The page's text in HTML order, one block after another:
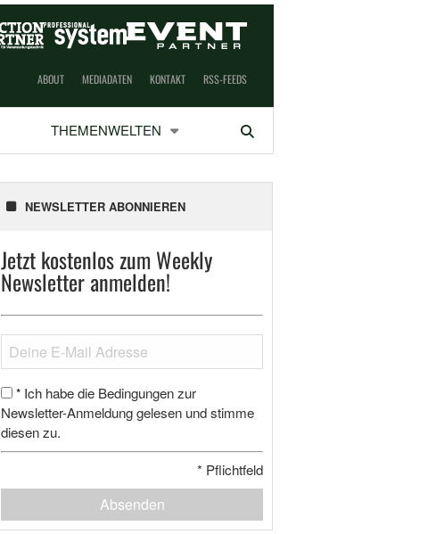
ABOUT MEDIADATEN KONTAKT RSS-FEEDS
THEMENWELTEN Suchen
NEWSLETTER ABONNIEREN
Jetzt kostenlos zum Weekly
Newsletter anmelden!
* Ich habe die Bedingungen zur
Newsletter-Anmeldung gelesen und stimme
diesen zu.
* Pflichtfeld
Absenden